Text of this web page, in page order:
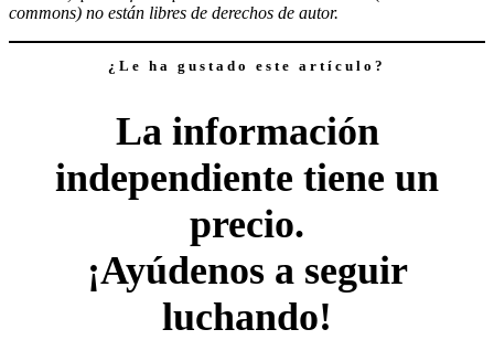
commons) no están libres de derechos de autor.
¿Le ha gustado este artículo?
La información
independiente tiene un
precio.
¡Ayúdenos a seguir
luchando!